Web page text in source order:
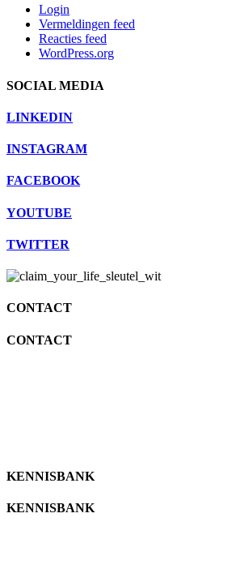
Login
Vermeldingen feed
Reacties feed
WordPress.org
SOCIAL MEDIA
LINKEDIN
INSTAGRAM
FACEBOOK
YOUTUBE
TWITTER
CONTACT
CONTACT
KENNISBANK
KENNISBANK